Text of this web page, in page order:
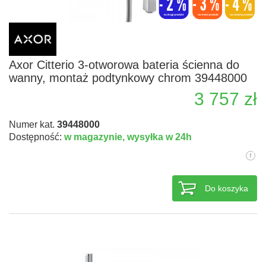
Axor Citterio 3-otworowa bateria ścienna do
wanny, montaż podtynkowy chrom 39448000
3 757 zł
Numer kat. 39448000
Dostępność: w magazynie, wysyłka w 24h
Do koszyka